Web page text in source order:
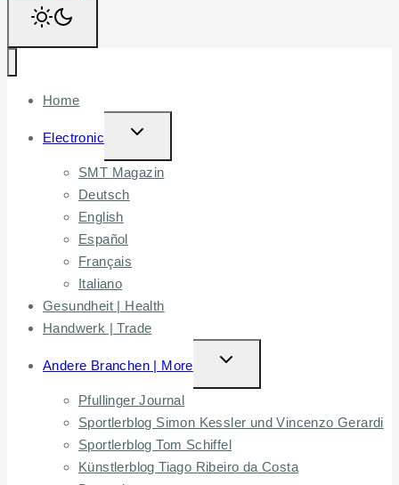
Home
Electronic
TOGGLE
CHILD
MENU
SMT Magazin
Deutsch
English
Español
Français
Italiano
Gesundheit | Health
Handwerk | Trade
Andere Branchen | More
TOGGLE
CHILD
Pfullinger Journal
Sportlerblog Simon Kessler und Vincenzo Gerardi
Sportlerblog Tom Schiffel
Künstlerblog Tiago Ribeiro da Costa